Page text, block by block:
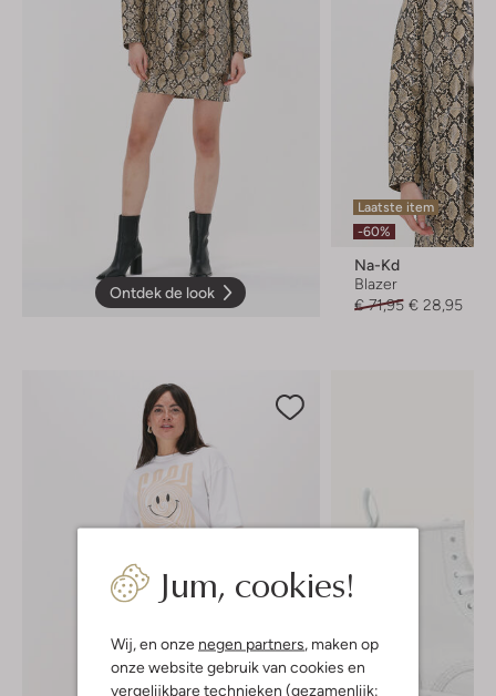
Jum, cookies!
Wij, en onze negen partners , maken op
onze website gebruik van cookies en
vergelijkbare technieken (gezamenlijk:
Ontdek de look
Laatste item
-60%
Na-Kd
Blazer
€ 71,95 € 28,95